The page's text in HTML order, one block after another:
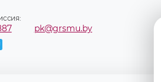
pk@grsmu.by